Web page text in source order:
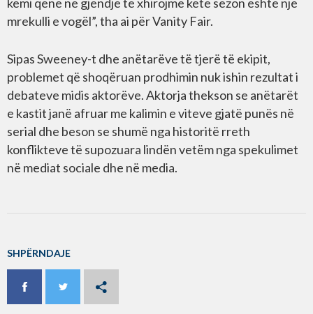
mrekulli e vogël”, tha ai për Vanity Fair.
Sipas Sweeney-t dhe anëtarëve të tjerë të ekipit,
problemet që shoqëruan prodhimin nuk ishin rezultat i
debateve midis aktorëve. Aktorja thekson se anëtarët
e kastit janë afruar me kalimin e viteve gjatë punës në
serial dhe beson se shumë nga historitë rreth
konflikteve të supozuara lindën vetëm nga spekulimet
në mediat sociale dhe në media.
SHPËRNDAJE